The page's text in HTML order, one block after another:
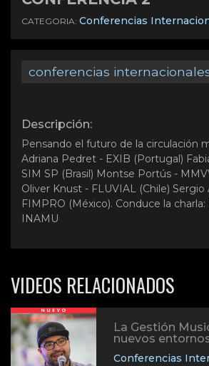
CATEGORIA: Conferencias
conferencias
Descripción:
Pensando el futuro de la circulación
Adriana Pedret - EXIB (Portugal)
SIM SP (Brasil) Montse Portús -
Oliver Knust - FLUVIAL (Chile) Sergio
FIMPRO (México). Conduce la charla:
INAMU
VIDEOS RELACIONADOS
La Gestión
nuevos
Conferencias